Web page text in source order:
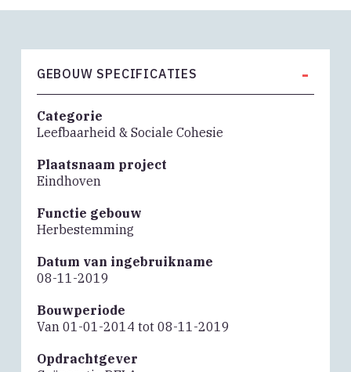
GEBOUW SPECIFICATIES -
Categorie
Leefbaarheid & Sociale Cohesie
Plaatsnaam project
Eindhoven
Functie gebouw
Herbestemming
Datum van ingebruikname
08-11-2019
Bouwperiode
Van 01-01-2014 tot 08-11-2019
Opdrachtgever